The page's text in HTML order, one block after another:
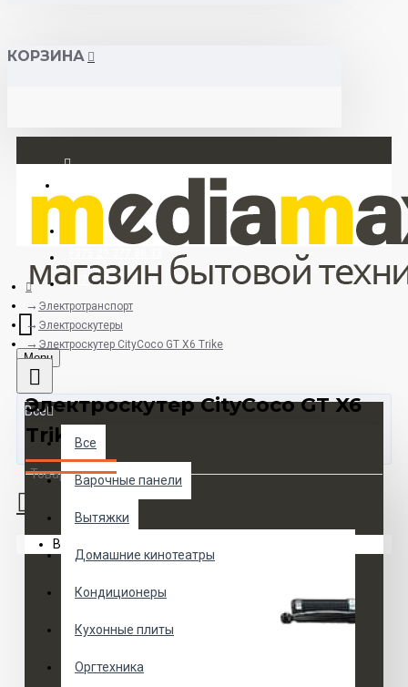
КОРЗИНА
Регистрация
+375 33 673 17 31 (МТС)
Menu
Все
Все
Варочные панели
Вытяжки
Домашние кинотеатры
Кондиционеры
Кухонные плиты
Оргтехника
Товаров 0 (0 руб.)
Ваша корзина пуста!
Электротранспорт
Электроскутеры
Электроскутер CityСoco GT X6 Trike
Электроскутер CityСoco GT X6
Trike